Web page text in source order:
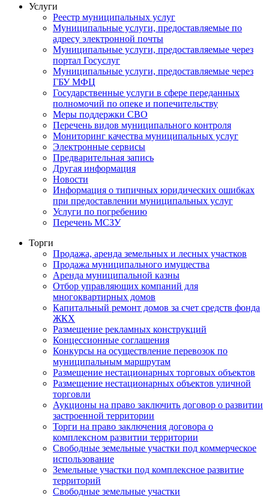
Услуги
Реестр муниципальных услуг
Муниципальные услуги, предоставляемые по
адресу электронной почты
Муниципальные услуги, предоставляемые через
портал Госуслуг
Муниципальные услуги, предоставляемые через
ГБУ МФЦ
Государственные услуги в сфере переданных
полномочий по опеке и попечительству
Меры поддержки СВО
Перечень видов муниципального контроля
Мониторинг качества муниципальных услуг
Электронные сервисы
Предварительная запись
Другая информация
Новости
Информация о типичных юридических ошибках
при предоставлении муниципальных услуг
Услуги по погребению
Перечень МСЗУ
Торги
Продажа, аренда земельных и лесных участков
Продажа муниципального имущества
Аренда муниципальной казны
Отбор управляющих компаний для
многоквартирных домов
Капитальный ремонт домов за счет средств фонда
ЖКХ
Размещение рекламных конструкций
Концессионные соглашения
Конкурсы на осуществление перевозок по
муниципальным маршрутам
Размещение нестационарных торговых объектов
Размещение нестационарных объектов уличной
торговли
Аукционы на право заключить договор о развитии
застроенной территории
Торги на право заключения договора о
комплексном развитии территории
Свободные земельные участки под коммерческое
использование
Земельные участки под комплексное развитие
территорий
Свободные земельные участки